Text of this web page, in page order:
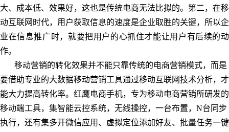
大、成本低、效果好，这也是传统电商无法比拟的。第二，在移
动互联网时代，用户获取信息的速度是企业取胜的关键，所以企
业在信息推广时，就要把用户的心抓住才能让用户有后续的动
作。
移动营销的转化效果并不能只靠传统的电商营销模式，而是
要借助专业的大数据移动营销工具通过移动互联网技术分析，才
能大力提高转化率。红鹰电商手机，专为移动电商营销所研发的
移动端工具，集智能云控系统，无线操控，一台布置，N台同步
执行，还有集多开微信应用、虚拟定位添加好友、批量任务一键